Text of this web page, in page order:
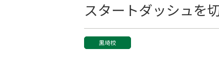
スタートダッシュを
黒埼校